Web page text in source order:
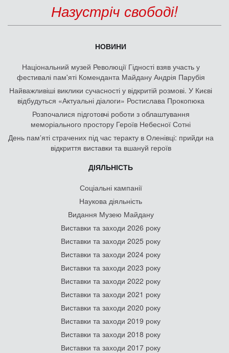
Назустріч свободі!
НОВИНИ
Національний музей Революції Гідності взяв участь у
фестивалі пам'яті Коменданта Майдану Андрія Парубія
Найважливіші виклики сучасності у відкритій розмові. У Києві
відбудуться «Актуальні діалоги» Ростислава Прокопюка
Розпочалися підготовчі роботи з облаштування
меморіального простору Героїв Небесної Сотні
День памʼяті страчених під час теракту в Оленівці: прийди на
відкриття виставки та вшануй героїв
ДІЯЛЬНІСТЬ
Соціальні кампанії
Наукова діяльність
Видання Музею Майдану
Виставки та заходи 2026 року
Виставки та заходи 2025 року
Виставки та заходи 2024 року
Виставки та заходи 2023 року
Виставки та заходи 2022 року
Виставки та заходи 2021 року
Виставки та заходи 2020 року
Виставки та заходи 2019 року
Виставки та заходи 2018 року
Виставки та заходи 2017 року